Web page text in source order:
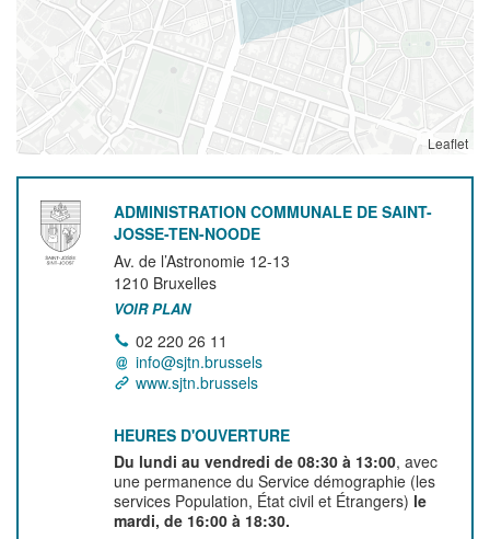
Leaflet
ADMINISTRATION COMMUNALE DE SAINT-
JOSSE-TEN-NOODE
Av. de l’Astronomie 12-13
1210 Bruxelles
VOIR PLAN
02 220 26 11
info@sjtn.brussels
www.sjtn.brussels
HEURES D'OUVERTURE
Du lundi au vendredi de 08:30 à 13:00, avec
une permanence du Service démographie (les
services Population, État civil et Étrangers) le
mardi, de 16:00 à 18:30.